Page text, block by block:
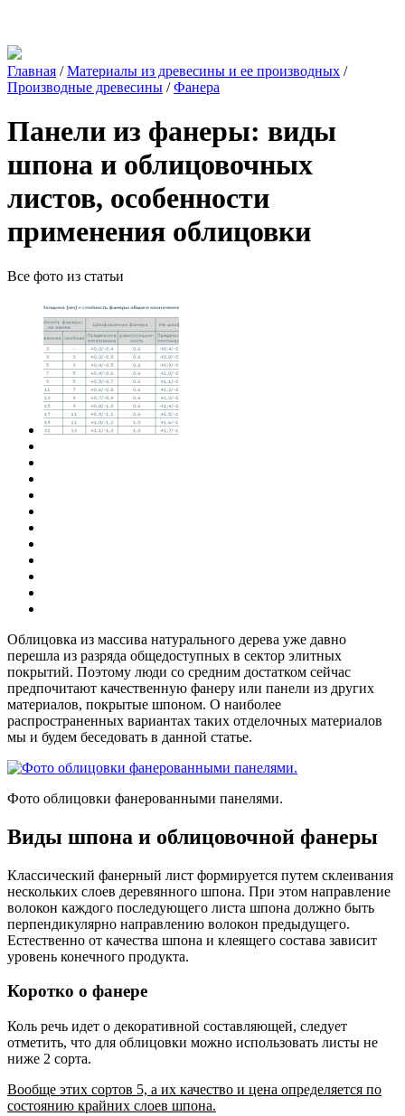
Главная /Материалы из древесины и ее производных /
Производные древесины /Фанера
Панели из фанеры: виды
шпона и облицовочных
листов, особенности
применения облицовки
Все фото из статьи
Облицовка из массива натурального дерева уже давно
перешла из разряда общедоступных в сектор элитных
покрытий. Поэтому люди со средним достатком сейчас
предпочитают качественную фанеру или панели из других
материалов, покрытые шпоном. О наиболее
распространенных вариантах таких отделочных материалов
мы и будем беседовать в данной статье.
Фото облицовки фанерованными панелями.
Виды шпона и облицовочной фанеры
Классический фанерный лист формируется путем склеивания
нескольких слоев деревянного шпона. При этом направление
волокон каждого последующего листа шпона должно быть
перпендикулярно направлению волокон предыдущего.
Естественно от качества шпона и клеящего состава зависит
уровень конечного продукта.
Коротко о фанере
Коль речь идет о декоративной составляющей, следует
отметить, что для облицовки можно использовать листы не
ниже 2 сорта.
Вообще этих сортов 5, а их качество и цена определяется по
состоянию крайних слоев шпона.